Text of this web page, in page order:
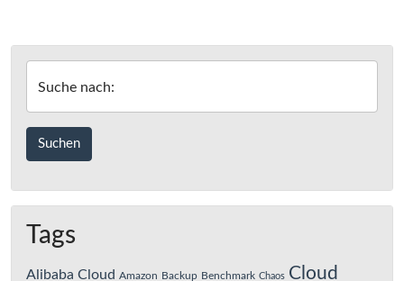
Suche nach:
Tags
Alibaba Cloud Amazon Backup Benchmark Chaos Cloud